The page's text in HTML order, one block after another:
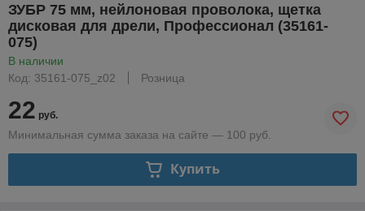
ЗУБР 75 мм, нейлоновая проволока, щетка
дисковая для дрели, Профессионал (35161-
075)
В наличии
Код: 35161-075_z02
Розница
22 руб.
Минимальная сумма заказа на сайте — 100 руб.
Купить